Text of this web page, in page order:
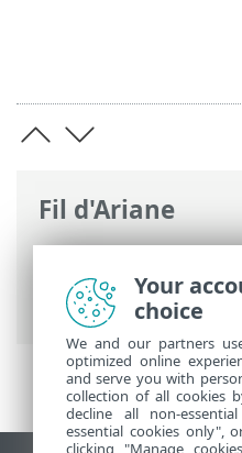
Fil d'Ariane
Aide en ligne d'ESET
Utilisation de ESET
PROTECT Menu
Your
choice
We and our partners
optimized online
and serve you with
collection of all cookies
decline all non-
essential cookies only",
clicking "Manage